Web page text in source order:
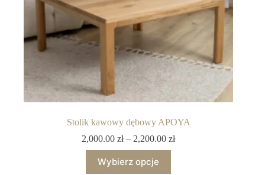
Stolik kawowy dębowy APOYA
2,000.00zł – 2,200.00zł
Wybierz opcje